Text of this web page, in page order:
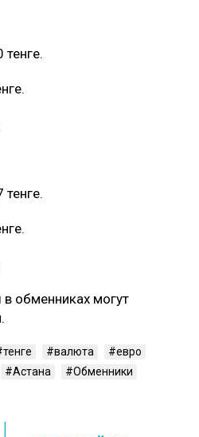
обменниках могут
тенге валюта
евро
Астана Обменники